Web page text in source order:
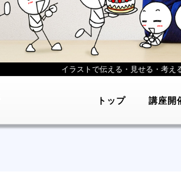
イラストで伝える・見せる・考え
トップ 講座開